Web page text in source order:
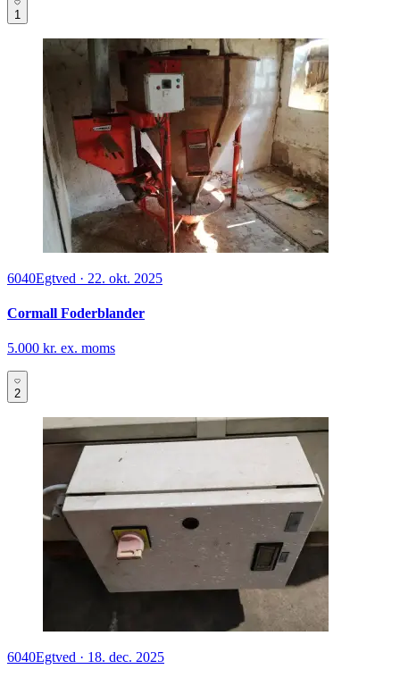
1
6040Egtved · 22. okt. 2025
Cormall Foderblander
5.000 kr. ex. moms
2
6040Egtved · 18. dec. 2025